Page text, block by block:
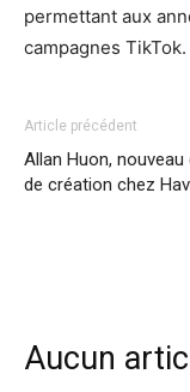
permettant aux
campagnes TikTok.
Article précédent
Allan Huon,
de création chez
Aucun